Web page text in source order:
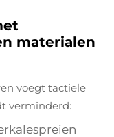
materialen
voegt tactiele
verminderd: